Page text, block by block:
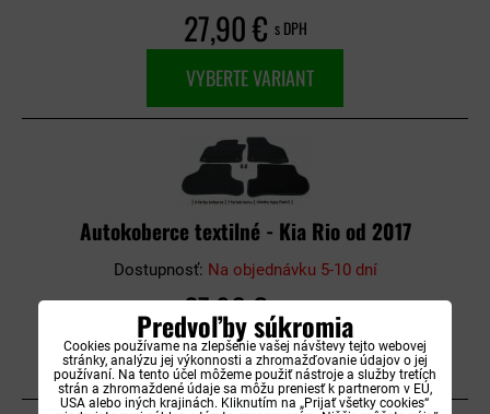
27,90 € s DPH
VYBERTE VARIANT
Autokoberce textilné - Kia Rio od 2017
Dostupnosť: Na objednávku 5-10 dní
27,90 €
VYBERTE VARIANT
Predvoľby súkromia
Cookies používame na zlepšenie vašej návštevy tejto webovej
stránky, analýzu jej výkonnosti a zhromažďovanie údajov o jej
používaní. Na tento účel môžeme použiť nástroje a služby tretích
strán a zhromaždené údaje sa môžu preniesť k partnerom v EÚ,
USA alebo iných krajinách. Kliknutím na „Prijať všetky cookies“